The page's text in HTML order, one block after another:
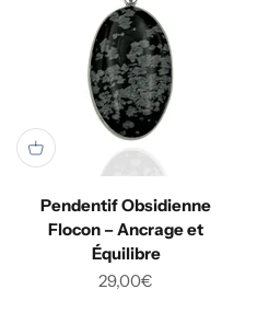
Pendentif Obsidienne
Flocon – Ancrage et
Équilibre
Prix de vente
29,00€